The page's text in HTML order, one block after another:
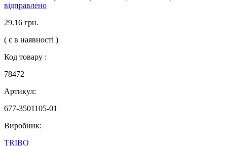
відправлено
29.16 грн.
( є в наявності )
Код товару :
78472
Артикул:
677-3501105-01
Виробник:
TRIBO